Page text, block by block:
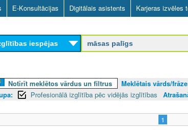
Skip
to
main
content
E-Konsultācijas Digitālais asistents Karjeras izvēles
iespējas
Notīrīt meklētos vārdus un filtrus Meklētais vārds/
Profesionālā izglītība pēc vidējās izglītības
1